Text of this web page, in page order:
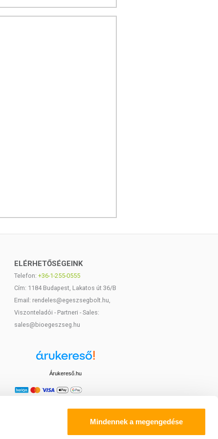
Mindennek a megengedése
ELÉRHETŐSÉGEINK
Telefon: +36-1-255-0555
Cím: 1184 Budapest, Lakatos út 36/B
Email: rendeles@egeszsegbolt.hu,
Viszonteladói - Partneri - Sales:
sales@bioegeszseg.hu
Árukereső.hu